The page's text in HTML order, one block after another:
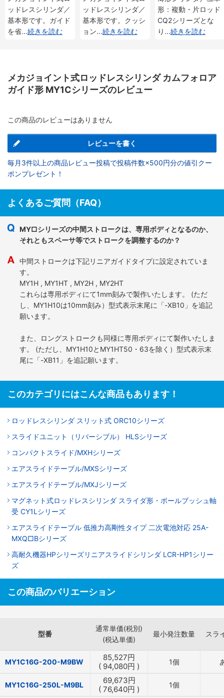
ッドレスシリンダ／
基本形です。ガイド
を省...続きを読む
ッドレスシリンダ／
基本形です。クッシ
ョン...続きを読む
形：複動・片ロッド
CQ2シリーズとな
り ...続きを読む
メカジョイント式ロッドレスシリンダ カムフォロア
ガイド形 MY1Cシリーズのレビュー
この商品のレビューはありません
レビューを書く
毎月3件以上の商品レビュー投稿で投稿件数×500円分の値引クー
ポンプレゼント！
よくあるご質問（FAQ）
MY□シリーズの中間ストロークは、専用ボディとなるのか、
それともスペーサ等でストロークを調整するのか？
中間ストロークは下記リニアガイドタイプに設定されていま
す。
MY1H , MY1HT , MY2H , MY2HT
これらは専用ボディにて1mm刻みで製作いたします。 (ただ
し、MY1H10は10mm刻み）型式表示末尾に「-XB10」を追記
願います。
また、ロングストロークも同様に専用ボディにて製作いたしま
す。 (ただし、MY1H10とMY1HT50・63を除く）型式表示末
尾に「-XB11」を追記願います。
このカテゴリにはこんな商品もあります！
ロッドレスシリンダ スリット式 ORC10シリーズ
スライドユニット（リバーシブル） HLSシリーズ
コンパクトスライド/MXHシリーズ
エアスライドテーブル/MXSシリーズ
エアスライドテーブル/MXJシリーズ
マグネット式ロッドレスシリンダ スライダ形・ボールブッシュ軸
受 CY1Lシリーズ
エアスライドテーブル 低推力高剛性タイプ 二次電池対応 25A-
MXQ□Bシリーズ
高耐久機器HPシリーズリニアスライドシリンダ LCR-HP1シリー
ズ
この商品のバリエーション
型番
通常単価(税別)
(税込単価)
最小発注数量 スラ
MY1C16G-200-M9BW 85,527円
( 94,080円 ) 1個
MY1C16G-250L-M9BL 69,673円
( 76,640円 ) 1個